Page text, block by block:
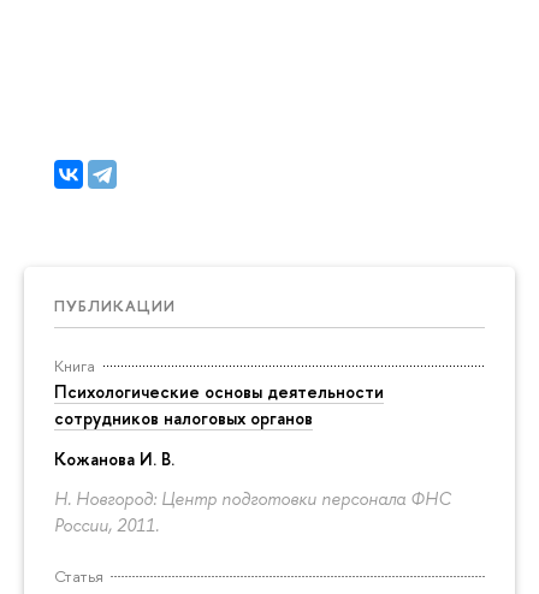
ПУБЛИКАЦИИ
Книга
Психологические основы деятельности
сотрудников налоговых органов
Кожанова И. В.
Н. Новгород: Центр подготовки персонала ФНС
России, 2011.
Статья